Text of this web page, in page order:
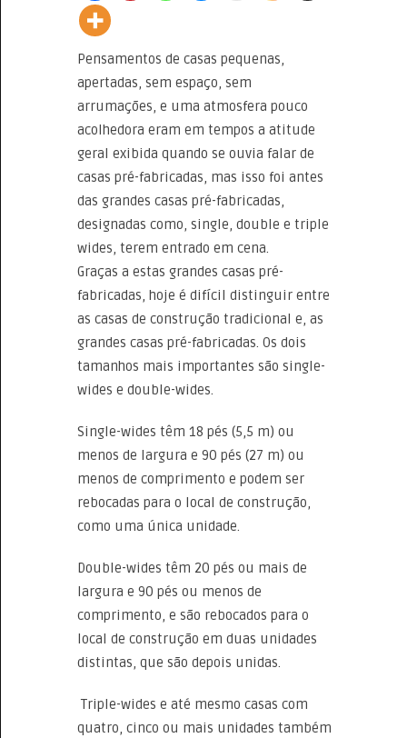
Pensamentos de casas pequenas,
apertadas, sem espaço, sem
arrumações, e uma atmosfera pouco
acolhedora eram em tempos a atitude
geral exibida quando se ouvia falar de
casas pré-fabricadas, mas isso foi antes
das grandes casas pré-fabricadas,
designadas como, single, double e triple
wides, terem entrado em cena.
Graças a estas grandes casas pré-
fabricadas, hoje é difícil distinguir entre
as casas de construção tradicional e, as
grandes casas pré-fabricadas. Os dois
tamanhos mais importantes são single-
wides e double-wides.
Single-wides têm 18 pés (5,5 m) ou
menos de largura e 90 pés (27 m) ou
menos de comprimento e podem ser
rebocadas para o local de construção,
como uma única unidade.
Double-wides têm 20 pés ou mais de
largura e 90 pés ou menos de
comprimento, e são rebocados para o
local de construção em duas unidades
distintas, que são depois unidas.
Triple-wides e até mesmo casas com
quatro, cinco ou mais unidades também